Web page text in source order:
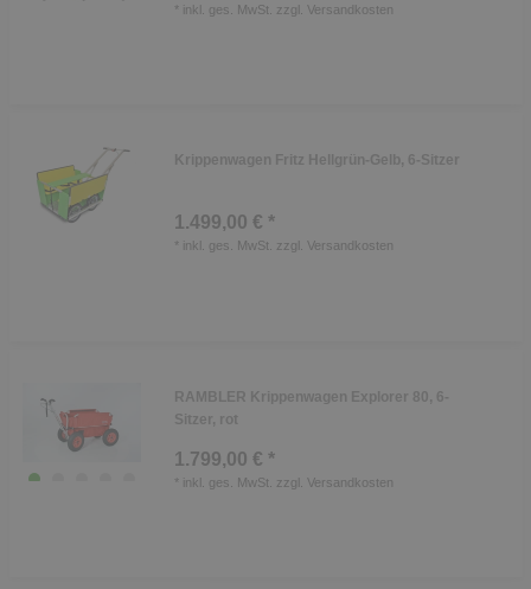
* inkl. ges. MwSt. zzgl. Versandkosten
Krippenwagen Fritz Hellgrün-Gelb, 6-Sitzer
1.499,00 € *
* inkl. ges. MwSt. zzgl. Versandkosten
RAMBLER Krippenwagen Explorer 80, 6-
Sitzer, rot
1.799,00 € *
* inkl. ges. MwSt. zzgl. Versandkosten